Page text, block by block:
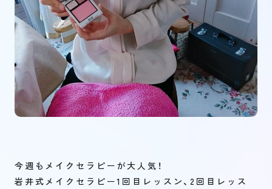
今週もメイクセラピーが大人気！
岩井式メイクセラピー1回目レッスン、2回目レッス